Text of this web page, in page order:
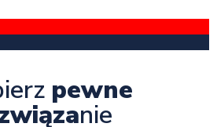
pewne
nie